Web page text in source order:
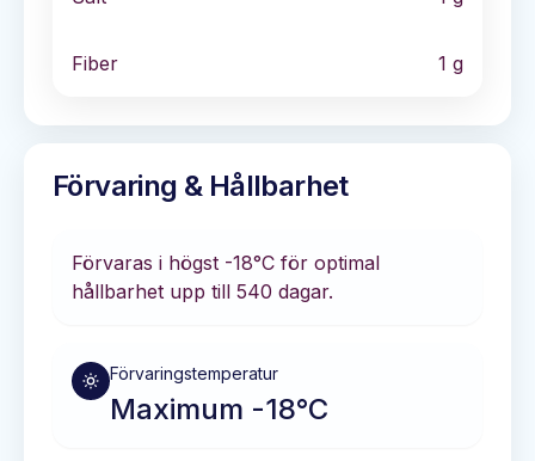
Fiber 1 g
Förvaring & Hållbarhet
Förvaras i högst -18°C för optimal
hållbarhet upp till 540 dagar.
Förvaringstemperatur
Maximum -18°C